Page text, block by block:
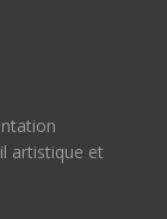
artistique et